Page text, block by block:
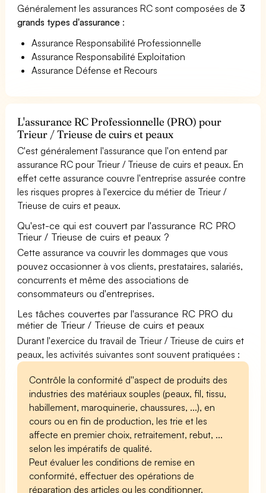
Généralement les assurances RC sont composées de3
grands types d'assurance :
Assurance Responsabilité Professionnelle
Assurance Responsabilité Exploitation
Assurance Défense et Recours
L'assurance RC Professionnelle (PRO) pour
Trieur / Trieuse de cuirs et peaux
C'est généralement l'assurance que l'on entend par
assurance RC pour Trieur / Trieuse de cuirs et peaux. En
effet cette assurance couvre l'entreprise assurée contre
les risques propres à l'exercice du métier de Trieur /
Trieuse de cuirs et peaux.
Qu'est-ce qui est couvert par l'assurance RC PRO
Trieur / Trieuse de cuirs et peaux ?
Cette assurance va couvrir les dommages que vous
pouvez occasionner à vos clients, prestataires, salariés,
concurrents et même des associations de
consommateurs ou d'entreprises.
Les tâches couvertes par l'assurance RC PRO du
métier de Trieur / Trieuse de cuirs et peaux
Durant l'exercice du travail de Trieur / Trieuse de cuirs et
peaux, les activités suivantes sont souvent pratiquées :
Contrôle la conformité d''aspect de produits des
industries des matériaux souples (peaux, fil, tissu,
habillement, maroquinerie, chaussures, ...), en
cours ou en fin de production, les trie et les
affecte en premier choix, retraitement, rebut, ...
selon les impératifs de qualité.
Peut évaluer les conditions de remise en
conformité, effectuer des opérations de
réparation des articles ou les conditionner.